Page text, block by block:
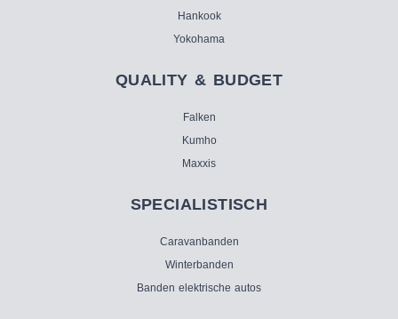
Hankook
Yokohama
QUALITY & BUDGET
Falken
Kumho
Maxxis
SPECIALISTISCH
Caravanbanden
Winterbanden
Banden elektrische autos